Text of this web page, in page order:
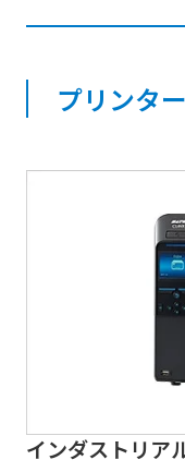
プリンタ
インダストリア